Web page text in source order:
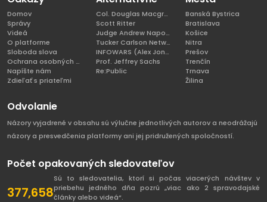
Domov
Správy
Videá
O platforme
Sloboda slova
Ochrana osobných údajov
Napíšte nám
Zdieľať s priateľmi
Col. Douglas Macgregor, Ph.D
Scott Ritter
Judge Andrew Napolitano
Tucker Carlson Network
INFOWARS (Alex Jones)
Prof. Jeffrey Sachs
Re:Public
Banská Bystrica
Bratislava
Košice
Nitra
Prešov
Trenčín
Trnava
Žilina
Odvolanie
Názory vyjadrené v obsahu sú výlučne jednotlivých autorov a neodrážajú
názory a presvedčenia platformy ani jej pridružených spoločností.
Počet opakovaných sledovateľov
377,658
Sú to sledovatelia, ktorí si počas viacerých návštev v
priebehu jedného dňa pozrú „viac ako 2 spravodajské
články alebo videá“.